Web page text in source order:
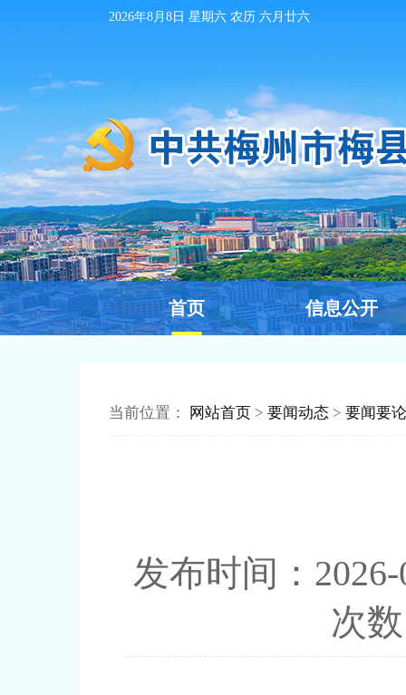
2026年8月8日 星期六 农历 六月廿六
首页 信息公开
当前位置： 网站首页 > 要闻动态 > 要闻要论
发布时间：
次